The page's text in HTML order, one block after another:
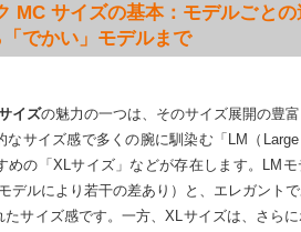
MC サイズの基本：モデルごと
でかい」モデルまで
イズの魅力の一つは、そのサイズ展開の豊
なサイズ感で多くの腕に馴染む「LM（
めの「XLサイズ」などが存在します。LM
デルにより若干の差あり）と、エレガント
たサイズ感です。一方、XLサイズは、さら